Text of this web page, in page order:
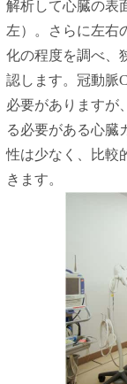
解析して心臓の表
左）。さらに左右
化の程度を調べ、
認します。冠動脈
必要がありますが
る必要がある心臓
性は少なく、比較
きます。